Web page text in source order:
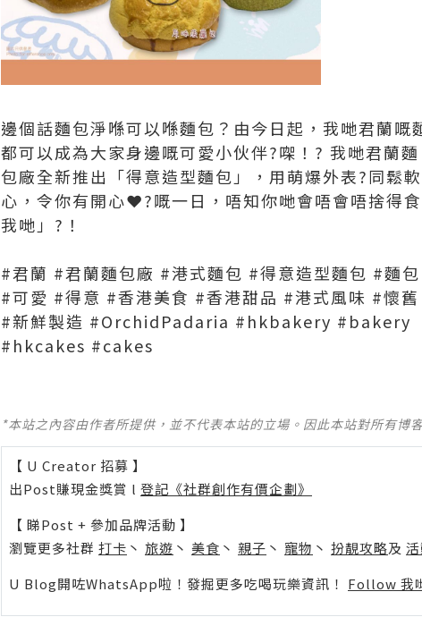
邊個話麵包淨喺可以喺麵包？由今日起，我哋君蘭嘅
都可以成為大家身邊嘅可愛小伙伴?㗎！? 我哋君蘭麵
包廠全新推出「得意造型麵包」，用萌爆外表?同鬆
心，令你有開心❤️‍?嘅一日，唔知你哋會唔會唔捨得
我哋」?！
#君蘭 #君蘭麵包廠 #港式麵包 #得意造型麵包 #麵包
#可愛 #得意 #香港美食 #香港甜品 #港式風味 #懷
#新鮮製造 #OrchidPadaria #hkbakery #bakery
#hkcakes #cakes
*本站之內容由作者所提供，並不代表本站的立場。因此本站對所有博
【 U Creator 招募 】
出Post賺現金獎賞 l 登記《社群創作有價企劃》
【 睇Post + 參加品牌活動 】
瀏覽更多社群 打卡 丶 旅遊 丶 美食 丶 親子 丶 寵物 丶 扮靚攻略及
U Blog開咗WhatsApp啦！發掘更多吃喝玩樂資訊！ Follow 我